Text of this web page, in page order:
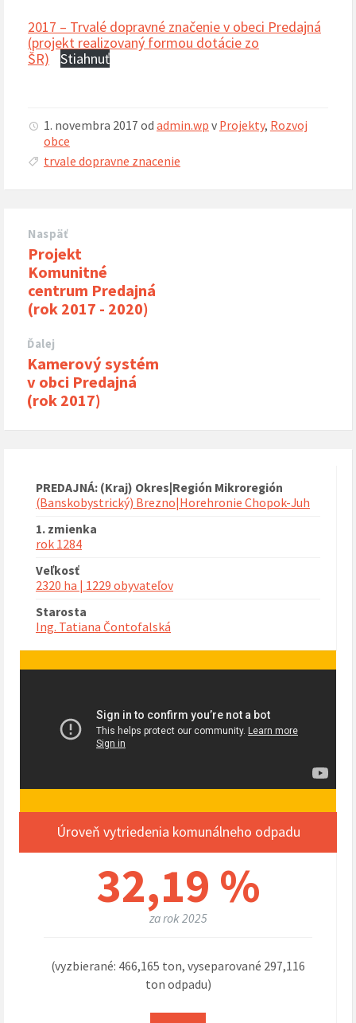
2017 – Trvalé dopravné značenie v obeci Predajná
(projekt realizovaný formou dotácie zo
ŠR)
Stiahnuť
1. novembra 2017 od admin.wp v Projekty, Rozvoj
obce
trvale dopravne znacenie
Naspäť
Projekt
Komunitné
centrum Predajná
(rok 2017 - 2020)
Ďalej
Kamerový systém
v obci Predajná
(rok 2017)
PREDAJNÁ: (Kraj) Okres|Región Mikroregión
(Banskobystrický) Brezno|Horehronie Chopok-Juh
1. zmienka
rok 1284
Veľkosť
2320 ha | 1229 obyvateľov
Starosta
Ing. Tatiana Čontofalská
Úroveň vytriedenia komunálneho odpadu
32,19 %
za rok 2025
(vyzbierané: 466,165 ton, vyseparované 297,116
ton odpadu)